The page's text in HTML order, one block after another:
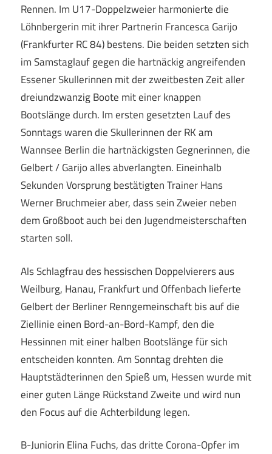
Rennen. Im U17-Doppelzweier harmonierte die
Löhnbergerin mit ihrer Partnerin Francesca Garijo
(Frankfurter RC 84) bestens. Die beiden setzten sich
im Samstaglauf gegen die hartnäckig angreifenden
Essener Skullerinnen mit der zweitbesten Zeit aller
dreiundzwanzig Boote mit einer knappen
Bootslänge durch. Im ersten gesetzten Lauf des
Sonntags waren die Skullerinnen der RK am
Wannsee Berlin die hartnäckigsten Gegnerinnen, die
Gelbert / Garijo alles abverlangten. Eineinhalb
Sekunden Vorsprung bestätigten Trainer Hans
Werner Bruchmeier aber, dass sein Zweier neben
dem Großboot auch bei den Jugendmeisterschaften
starten soll.
Als Schlagfrau des hessischen Doppelvierers aus
Weilburg, Hanau, Frankfurt und Offenbach lieferte
Gelbert der Berliner Renngemeinschaft bis auf die
Ziellinie einen Bord-an-Bord-Kampf, den die
Hessinnen mit einer halben Bootslänge für sich
entscheiden konnten. Am Sonntag drehten die
Hauptstädterinnen den Spieß um, Hessen wurde mit
einer guten Länge Rückstand Zweite und wird nun
den Focus auf die Achterbildung legen.
B-Juniorin Elina Fuchs, das dritte Corona-Opfer im